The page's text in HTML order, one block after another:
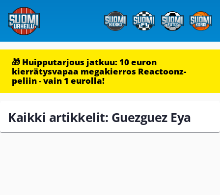
🎁 Huipputarjous jatkuu: 10 euron
kierrätysvapaa megakierros Reactoonz-
peliin - vain 1 eurolla!
Kaikki artikkelit: Guezguez Eya